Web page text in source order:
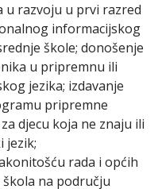
u razvoju u prvi razred
informacijskog
škole; donošenje
u pripremnu ili
jezika; izdavanje
pripremne
djecu koja ne znaju ili
jezik;
rada i općih
na području